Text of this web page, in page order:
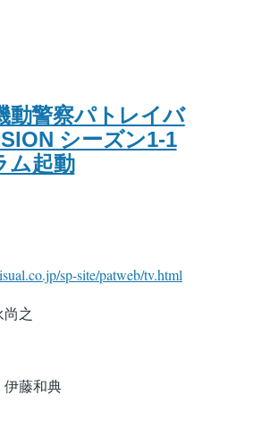
動警察パトレイバ
シーズン1-1
ム起動
sp-site/patweb/tv.html
之
伊藤和典